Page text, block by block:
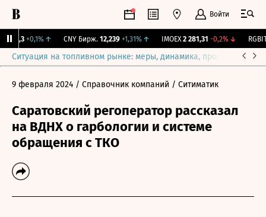
Войти
+0,1% ↑ CNY Бирж. 12,239 +1,31% ↑ IMOEX 2 281,31 -0,2%↓ RGBITR
Ситуация на топливном рынке: меры, динамика, прогнозы
9 февраля 2024 / Справочник компаний / Ситиматик
Саратовский регоператор рассказал
на ВДНХ о гарбологии и системе
обращения с ТКО